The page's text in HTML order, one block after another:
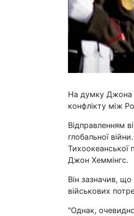
На думку Джона
конфлікту між
Відправленням
глобальної
Тихоокеанської
Джон Хеммінгс.
Він зазначив, що
військових
"Однак,